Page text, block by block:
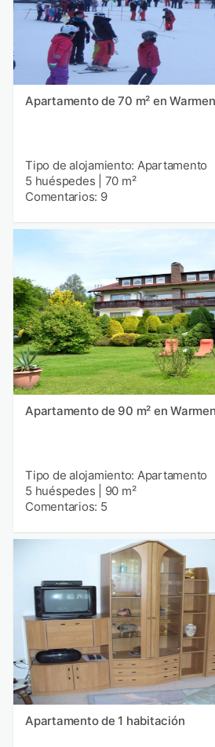
Apartamento de 70 m² en
Tipo de alojamiento: Apartamento
5 huéspedes
70 m²
Comentarios: 9
Apartamento de 90 m² en
Tipo de alojamiento: Apartamento
5 huéspedes
90 m²
Comentarios: 5
Apartamento de 1 habitación